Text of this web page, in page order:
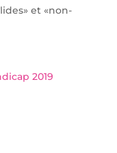
et «non-
2019